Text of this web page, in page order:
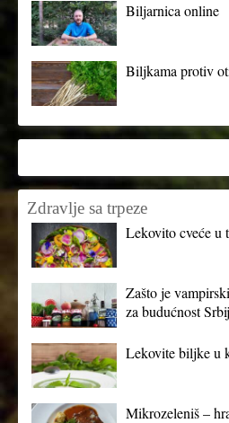
Biljarnica online
Biljkama protiv
Zdravlje sa trpeze
Lekovito cveće u
Zašto je
za budućnost
Lekovite biljke u
Mikrozeleniš –